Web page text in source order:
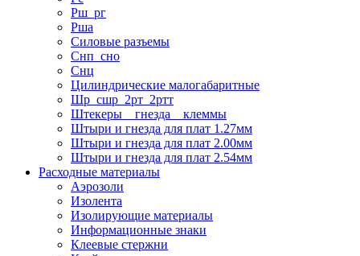
Рш_рг
Рша
Силовые разъемы
Снп_сно
Снц
Цилиндрические малогабаритные
Шр_сшр_2рт_2ртт
Штекеры _ гнезда _ клеммы
Штыри и гнезда для плат 1.27мм
Штыри и гнезда для плат 2.00мм
Штыри и гнезда для плат 2.54мм
Расходные материалы
Аэрозоли
Изолента
Изолирующие материалы
Информационные знаки
Клеевые стержни